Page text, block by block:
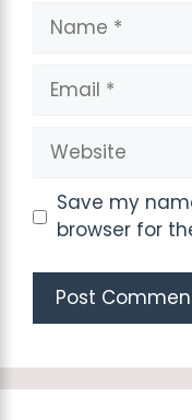
Name
Email
Website
Save my
browser for